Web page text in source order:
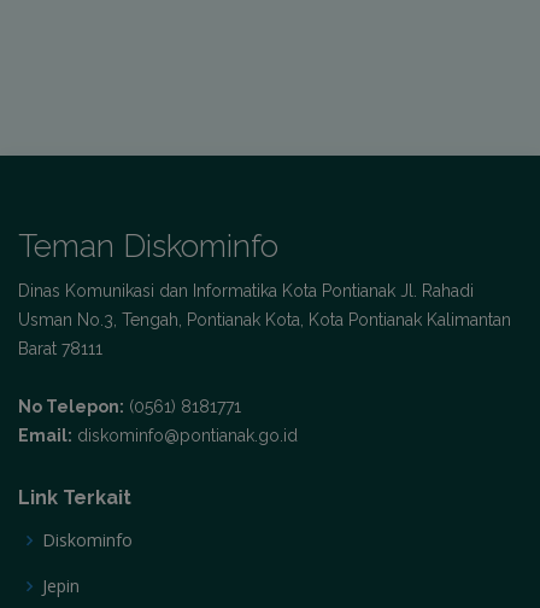
Teman Diskominfo
Dinas Komunikasi dan Informatika Kota Pontianak Jl. Rahadi
Usman No.3, Tengah, Pontianak Kota, Kota Pontianak Kalimantan
Barat 78111
No Telepon: (0561) 8181771
Email: diskominfo@pontianak.go.id
Link Terkait
Diskominfo
Jepin